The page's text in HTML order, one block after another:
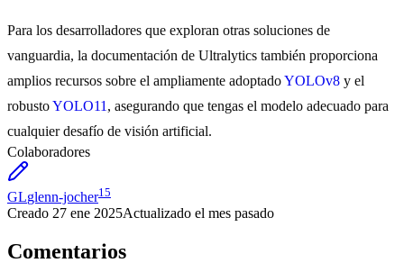
Para los desarrolladores que exploran otras soluciones de
vanguardia, la documentación de Ultralytics también proporciona
amplios recursos sobre el ampliamente adoptadoYOLOv8 y el
robustoYOLO11 , asegurando que tengas el modelo adecuado para
cualquier desafío de visión artificial.
Colaboradores
GLglenn-jocher15
Creado 27 ene 2025Actualizado el mes pasado
Comentarios